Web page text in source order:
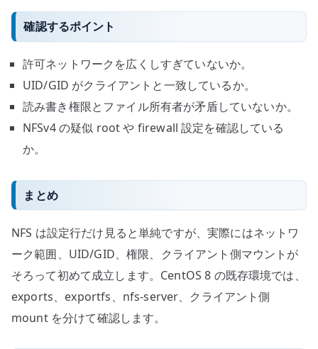
確認するポイント
許可ネットワークを広くしすぎていないか。
UID/GID がクライアントと一致しているか。
読み書き権限とファイル所有者が矛盾していないか。
NFSv4 の疑似 root や firewall 設定を確認している
か。
まとめ
NFS は設定行だけ見ると単純ですが、実際にはネットワ
ーク範囲、UID/GID、権限、クライアント側マウントが
そろって初めて成立します。CentOS 8 の既存環境では、
exports、exportfs、nfs-server、クライアント側
mount を分けて確認します。